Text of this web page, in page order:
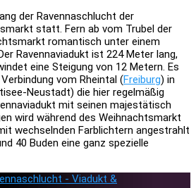
der Ravennaschlucht der
statt. Fern ab vom Trubel der
romantisch unter einem
Ravennaviadukt ist 224 Meter lang,
eine Steigung von 12 Metern. Es
vom Rheintal (Freiburg) in
Neustadt) die hier regelmäßig
mit seinen majestätisch
wird während des Weihnachtsmarkt
wechselnden Farblichtern angestrahlt
40 Buden eine ganz spezielle